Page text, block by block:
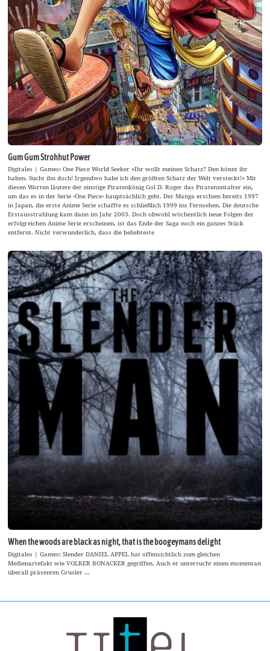
Gum Gum Strohhut Power
Digitales | Games: One Piece World Seeker »Ihr wollt meinen Schatz? Den könnt ihr
haben. Sucht ihn doch! Irgendwo habe ich den größten Schatz der Welt versteckt!« Mit
diesen Worten läutete der einstige Piratenkönig Gol D. Roger das Piratenzeitalter ein,
um das es in der Serie ›One Piece‹ hauptsächlich geht. Der Manga erschien bereits 1997
in Japan, die erste Anime Serie schaffte es schließlich 1999 ins Fernsehen. Die deutsche
Erstausstrahlung kam dann im Jahr 2003. Doch obwohl wöchentlich neue Folgen der
erfolgreichen Anime Serie erscheinen, ist das Ende der Saga noch ein ganzes Stück
entfernt. Nicht verwunderlich, dass die beliebteste
When the woods are black as night, that is the boogeymans delight
Digitales | Games: Slender DANIEL APPEL hat offensichtlich zum gleichen
Medienartefakt wie VOLKER BONACKER gegriffen. Auch er untersucht einen momentan
überall präsenten Grusler …